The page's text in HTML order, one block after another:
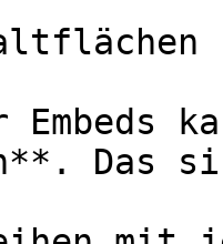
Embeds
Das